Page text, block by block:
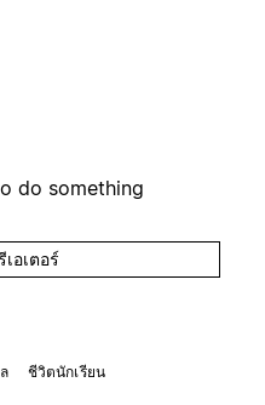
do something
อเตอร์
ชีวิตนักเรียน